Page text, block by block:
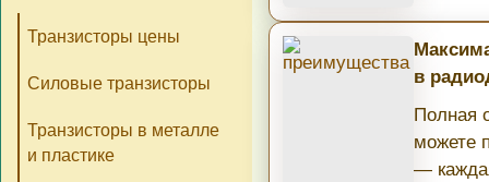
в
Полная
можете
—
Транзисторы цены
Силовые транзисторы
Транзисторы в металле
и пластике